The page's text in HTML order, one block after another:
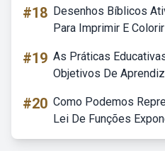
#18 Desenhos Bíblicos
Para Imprimir E Colorir
#19 As Práticas
Objetivos De
#20 Como Podemos
Lei De Funções